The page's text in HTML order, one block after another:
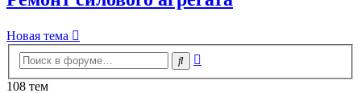
Новая тема
Поиск
108 тем